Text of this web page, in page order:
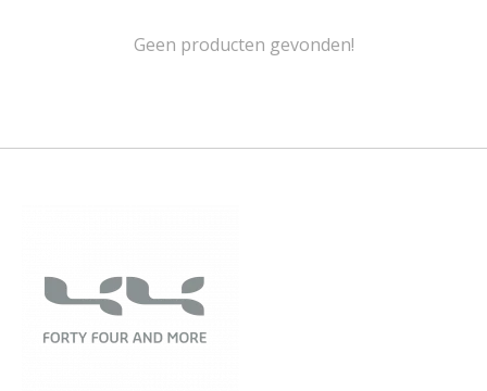
Geen producten gevonden!